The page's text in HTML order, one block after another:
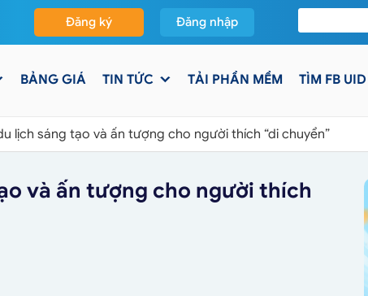
Đăng ký Đăng nhập
BẢNG GIÁ TIN TỨC TẢI PHẦN MỀM TÌM FB UID
lịch sáng tạo và ấn tượng cho người thích “di chuyển”
và ấn tượng cho người thích